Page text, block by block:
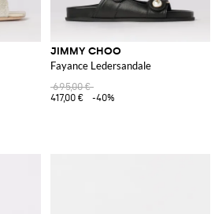
JIMMY CHOO
Fayance Ledersandale
695,00 €
417,00 €
-40%